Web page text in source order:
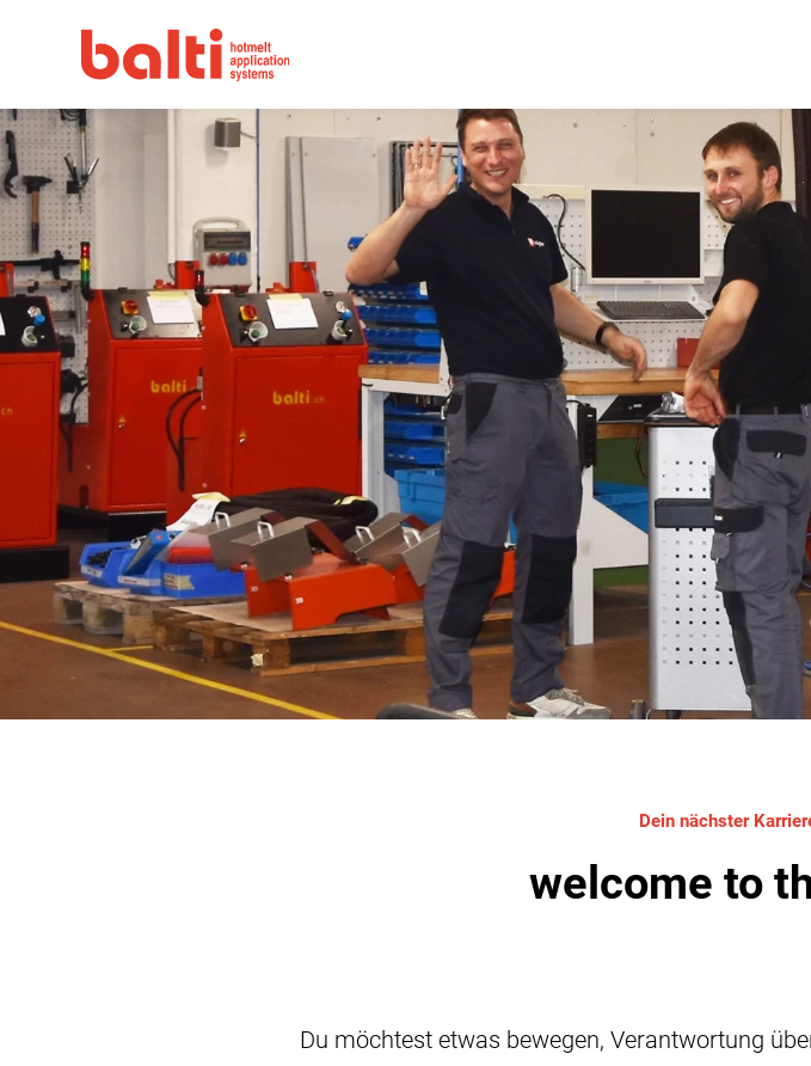
Über uns
Historie
Zertifikat
Repraesentanten
Karriere
Team
Dein nächster
welcome to
Du möchtest etwas bewegen, Verantwortung